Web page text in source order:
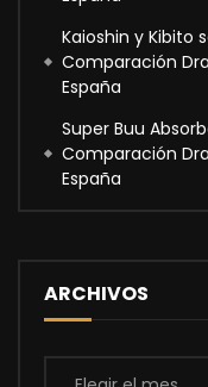
Kaioshin y Kibito
Comparación
España
Super Buu
Comparación
España
ARCHIVOS
Archivos